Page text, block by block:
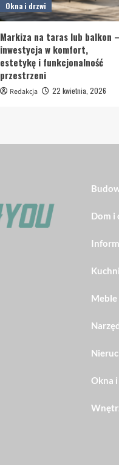
Okna i drzwi
Markiza na taras lub balkon –
inwestycja w komfort,
estetykę i funkcjonalność
przestrzeni
Redakcja 22 kwietnia, 2026
Dom i
Meble
Okna